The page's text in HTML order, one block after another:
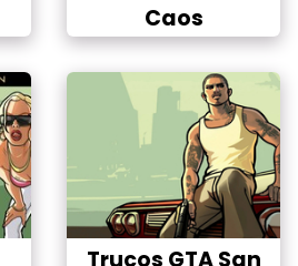
Caos
Trucos GTA San